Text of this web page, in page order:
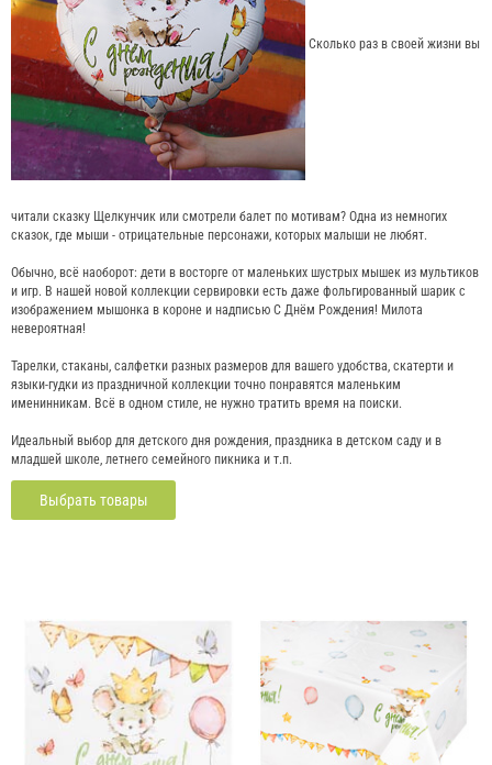
Сколько раз в своей жизни вы
читали сказку Щелкунчик или смотрели балет по мотивам? Одна из немногих
сказок, где мыши - отрицательные персонажи, которых малыши не любят.
Обычно, всё наоборот: дети в восторге от маленьких шустрых мышек из мультиков
и игр. В нашей новой коллекции сервировки есть даже фольгированный шарик c
изображением мышонка в короне и надписью С Днём Рождения! Милота
невероятная!
Тарелки, стаканы, салфетки разных размеров для вашего удобства, скатерти и
языки-гудки из праздничной коллекции точно понравятся маленьким
именинникам. Всё в одном стиле, не нужно тратить время на поиски.
Идеальный выбор для детского дня рождения, праздника в детском саду и в
младшей школе, летнего семейного пикника и т.п.
Выбрать товары